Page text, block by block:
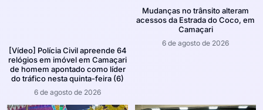
[Vídeo] Polícia Civil apreende 64
relógios em imóvel em Camaçari
de homem apontado como líder
do tráfico nesta quinta-feira (6)
6 de agosto de 2026
Mudanças no trânsito alteram
acessos da Estrada do Coco, em
Camaçari
6 de agosto de 2026